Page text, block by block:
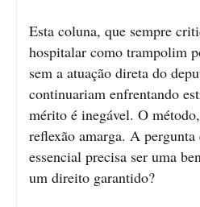
Esta coluna, que sempre
hospitalar como trampolim
sem a atuação direta do
continuariam enfrentando
mérito é inegável. O
reflexão amarga. A
essencial precisa ser uma
um direito garantido?